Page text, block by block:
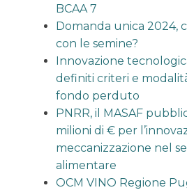
BCAA 7
Domanda unica 2024,
con le semine?
Innovazione
definiti criteri e
fondo perduto
PNRR, il MASAF
milioni di € per
meccanizzazione nel
alimentare
OCM VINO Regione